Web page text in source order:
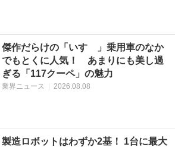
傑作だらけの「いすゞ」乗用車のなか
でもとくに人気！ あまりにも美し過
ぎる「117クーペ」の魅力
業界ニュース 2026.08.08
製造ロボットはわずか2基！ 1台に最大